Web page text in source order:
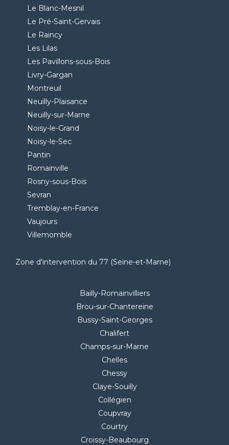
Le Blanc-Mesnil
Le Pré-Saint-Gervais
Le Raincy
Les Lilas
Les Pavillons-sous-Bois
Livry-Gargan
Montreuil
Neuilly-Plaisance
Neuilly-sur-Marne
Noisy-le-Grand
Noisy-le-Sec
Pantin
Romainville
Rosny-sous-Bois
Sevran
Tremblay-en-France
Vaujours
Villemomble
Zone d'intervention du 77 (Seine-et-Marne)
Bailly-Romainvilliers
Brou-sur-Chantereine
Bussy-Saint-Georges
Chalifert
Champs-sur-Marne
Chelles
Chessy
Claye-Souilly
Collégien
Coupvray
Courtry
Croissy-Beaubourg